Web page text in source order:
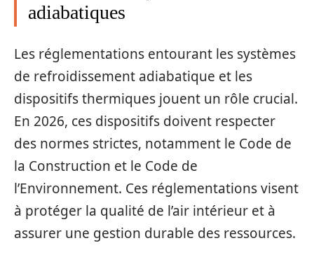
adiabatiques
Les réglementations entourant les systèmes
de refroidissement adiabatique et les
dispositifs thermiques jouent un rôle crucial.
En 2026, ces dispositifs doivent respecter
des normes strictes, notamment le Code de
la Construction et le Code de
l’Environnement. Ces réglementations visent
à protéger la qualité de l’air intérieur et à
assurer une gestion durable des ressources.